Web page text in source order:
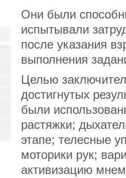
Они были
испытывали
после указания
выполнения
Целью
достигнутых
были
растяжки;
этапе; телесные
моторики рук;
активизацию